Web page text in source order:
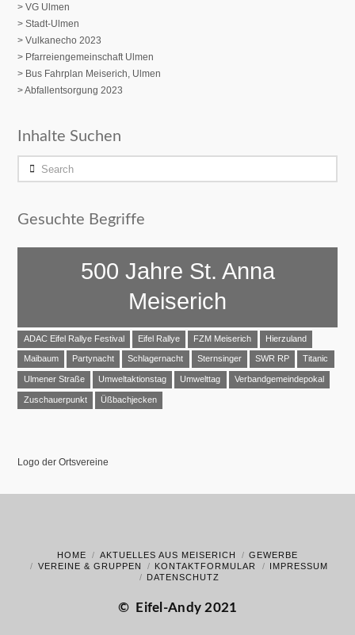
> VG Ulmen
> Stadt-Ulmen
> Vulkanecho 2023
> Pfarreiengemeinschaft Ulmen
> Bus Fahrplan Meiserich, Ulmen
> Abfallentsorgung 2023
Inhalte Suchen
Search
Gesuchte Begriffe
500 Jahre St. Anna
Meiserich
ADAC Eifel Rallye Festival Eifel Rallye FZM Meiserich Hierzuland
Maibaum Partynacht Schlagernacht Sternsinger SWR RP Titanic
Ulmener Straße Umweltaktionstag Umwelttag Verbandgemeindepokal
Zuschauerpunkt Üßbachjecken
Logo der Ortsvereine
HOME AKTUELLES AUS MEISERICH
GEWERBE
VEREINE & GRUPPEN
KONTAKTFORMULAR
IMPRESSUM
DATENSCHUTZ
© Eifel-Andy 2021